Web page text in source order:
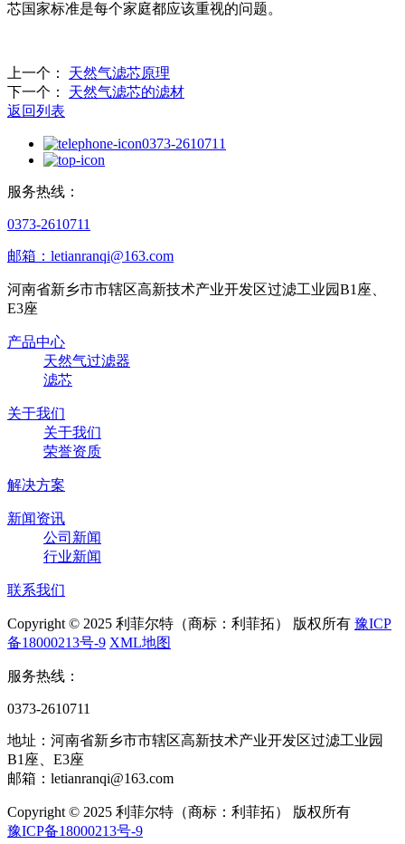
芯国家标准是每个家庭都应该重视的问题。
上一个：
天然气滤芯原理
下一个：
天然气滤芯的滤材
返回列表
0373-2610711
服务热线：
0373-2610711
邮箱：letianranqi@163.com
河南省新乡市市辖区高新技术产业开发区过滤工业园B1座、
E3座
产品中心
天然气过滤器
滤芯
关于我们
关于我们
荣誉资质
解决方案
新闻资讯
公司新闻
行业新闻
联系我们
Copyright © 2025 利菲尔特（商标：利菲拓） 版权所有 豫ICP
备18000213号-9 XML地图
服务热线：
0373-2610711
地址：河南省新乡市市辖区高新技术产业开发区过滤工业园
B1座、E3座
邮箱：letianranqi@163.com
Copyright © 2025 利菲尔特（商标：利菲拓） 版权所有
豫ICP备18000213号-9